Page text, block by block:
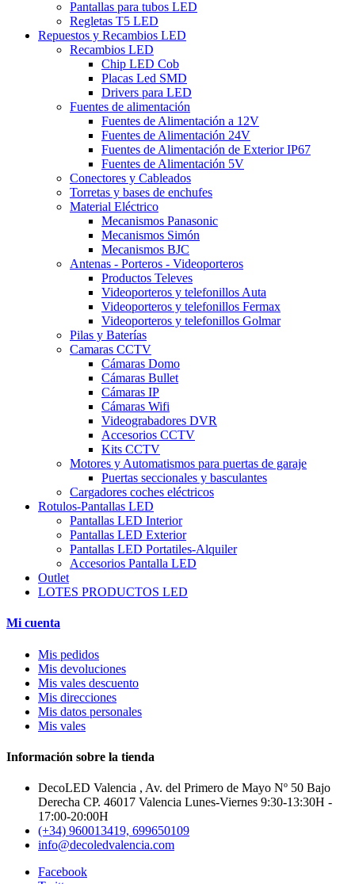
Pantallas para tubos LED
Regletas T5 LED
Repuestos y Recambios LED
Recambios LED
Chip LED Cob
Placas Led SMD
Drivers para LED
Fuentes de alimentación
Fuentes de Alimentación a 12V
Fuentes de Alimentación 24V
Fuentes de Alimentación de Exterior IP67
Fuentes de Alimentación 5V
Conectores y Cableados
Torretas y bases de enchufes
Material Eléctrico
Mecanismos Panasonic
Mecanismos Simón
Mecanismos BJC
Antenas - Porteros - Videoporteros
Productos Televes
Videoporteros y telefonillos Auta
Videoporteros y telefonillos Fermax
Videoporteros y telefonillos Golmar
Pilas y Baterías
Camaras CCTV
Cámaras Domo
Cámaras Bullet
Cámaras IP
Cámaras Wifi
Videograbadores DVR
Accesorios CCTV
Kits CCTV
Motores y Automatismos para puertas de garaje
Puertas seccionales y basculantes
Cargadores coches eléctricos
Rotulos-Pantallas LED
Pantallas LED Interior
Pantallas LED Exterior
Pantallas LED Portatiles-Alquiler
Accesorios Pantalla LED
Outlet
LOTES PRODUCTOS LED
Mi cuenta
Mis pedidos
Mis devoluciones
Mis vales descuento
Mis direcciones
Mis datos personales
Mis vales
Información sobre la tienda
DecoLED Valencia , Av. del Primero de Mayo Nº 50 Bajo
Derecha CP. 46017 Valencia Lunes-Viernes 9:30-13:30H -
17:00-20:00H
(+34) 960013419, 699650109
info@decoledvalencia.com
Facebook